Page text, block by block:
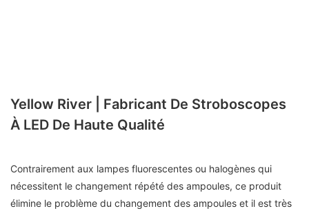
Yellow River | Fabricant De Stroboscopes
À LED De Haute Qualité
Contrairement aux lampes fluorescentes ou halogènes qui
nécessitent le changement répété des ampoules, ce produit
élimine le problème du changement des ampoules et il est très